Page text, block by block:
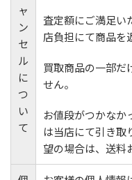
ャ
ン
セ
ル
に
つ
い
て
査定額にご満足い
店負担にて商品を
買取商品の一部だ
せん。
お値段がつかなか
は当店にて引き取
望の場合は、送料